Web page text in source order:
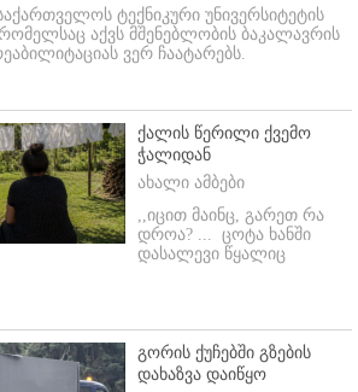
ტექნიკური უნივერსიტეტის
აქვს მშენებლობის ბაკალავრის
ვერ ჩაატარებს.
ქალის წერილი ქვემო
ჭალიდან
ახალი ამბები
,,იცით მაინც, გარეთ რა
დროა? ... ცოტა ხანში
დასალევი წყალიც
გორის ქუჩებში გზების
დახაზვა დაიწყო